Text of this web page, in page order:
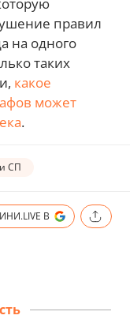
правил
на одного
таких
какое
может
.
СП
В